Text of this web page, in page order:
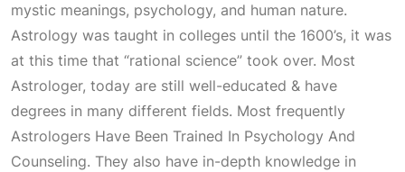
mystic meanings, psychology, and human nature.
Astrology was taught in colleges until the 1600’s, it was
at this time that “rational science” took over. Most
Astrologer, today are still well-educated & have
degrees in many different fields. Most frequently
Astrologers Have Been Trained In Psychology And
Counseling. They also have in-depth knowledge in